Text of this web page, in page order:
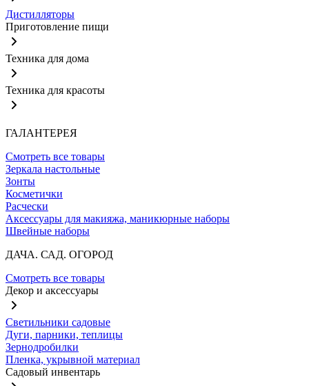
Дистилляторы
Приготовление пищи
Техника для дома
Техника для красоты
ГАЛАНТЕРЕЯ
Смотреть все товары
Зеркала настольные
Зонты
Косметички
Расчески
Аксессуары для макияжа, маникюрные наборы
Швейные наборы
ДАЧА. САД. ОГОРОД
Смотреть все товары
Декор и аксессуары
Светильники садовые
Дуги, парники, теплицы
Зернодробилки
Пленка, укрывной материал
Садовый инвентарь